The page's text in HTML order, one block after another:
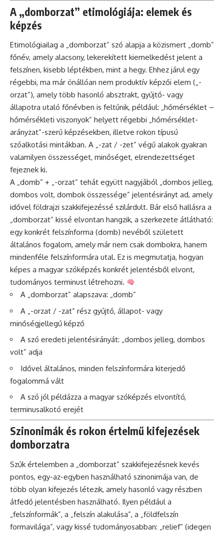
A „domborzat” etimológiája: elemek és
képzés
Etimológiailag a „domborzat” szó alapja a közismert „domb”
főnév, amely alacsony, lekerekített kiemelkedést jelent a
felszínen, kisebb léptékben, mint a hegy. Ehhez járul egy
régebbi, ma már önállóan nem produktív képzői elem („-
orzat”), amely több hasonló absztrakt, gyűjtő- vagy
állapotra utaló főnévben is feltűnik, például: „hőmérséklet –
hőmérsékleti viszonyok” helyett régebbi „hőmérséklet-
arányzat”-szerű képzésekben, illetve rokon típusú
szóalkotási mintákban. A „-zat / -zet” végű alakok gyakran
valamilyen összességet, minőséget, elrendezettséget
fejeznek ki.
A „domb” + „-orzat” tehát együtt nagyjából „dombos jelleg,
dombos volt, dombok összessége” jelentésirányt ad, amely
idővel földrajzi szakkifejezéssé szilárdult. Bár első hallásra a
„domborzat” kissé elvontan hangzik, a szerkezete átlátható:
egy konkrét felszínforma (domb) nevéből született
általános fogalom, amely már nem csak dombokra, hanem
mindenféle felszínformára utal. Ez is megmutatja, hogyan
képes a magyar szóképzés konkrét jelentésből elvont,
tudományos terminust létrehozni.
A „domborzat” alapszava: „domb”
A „-orzat / -zat” rész gyűjtő, állapot- vagy
minőségjellegű képző
A szó eredeti jelentésirányát: „dombos jelleg, dombos
volt” adja
Idővel általános, minden felszínformára kiterjedő
fogalommá vált
A szó jól példázza a magyar szóképzés elvontító,
terminusalkotó erejét
Szinonimák és rokon értelmű kifejezések
domborzatra
Szűk értelemben a „domborzat” szakkifejezésnek kevés
pontos, egy-az-egyben használható szinonimája van, de
több olyan kifejezés létezik, amely hasonló vagy részben
átfedő jelentésben használható. Ilyen például a
„felszínformák”, a „felszín alakulása”, a „földfelszín
formavilága”, vagy kissé tudományosabban: „relief” (idegen